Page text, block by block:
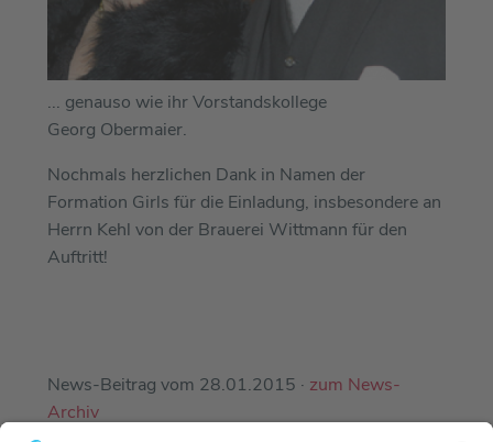
... genauso wie ihr Vorstandskollege
Georg Obermaier.
Nochmals herzlichen Dank in Namen der
Formation Girls für die Einladung, insbesondere an
Herrn Kehl von der Brauerei Wittmann für den
Auftritt!
News-Beitrag vom 28.01.2015 · zum News-
Archiv